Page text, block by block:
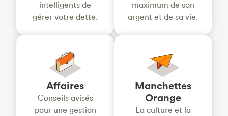
intelligents de
gérer votre dette.
maximum de son
argent et de sa vie.
Affaires
Conseils avisés
pour une gestion
Manchettes
Orange
La culture et la